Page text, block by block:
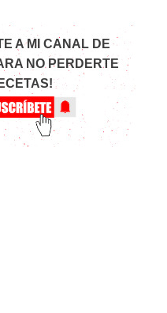
A MI CANAL DE
NO PERDERTE